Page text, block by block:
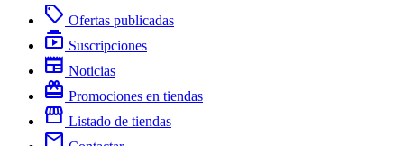
local_offer Ofertas publicadas
subscriptions Suscripciones
newspaper Noticias
redeem Promociones en tiendas
storefront Listado de tiendas
mail